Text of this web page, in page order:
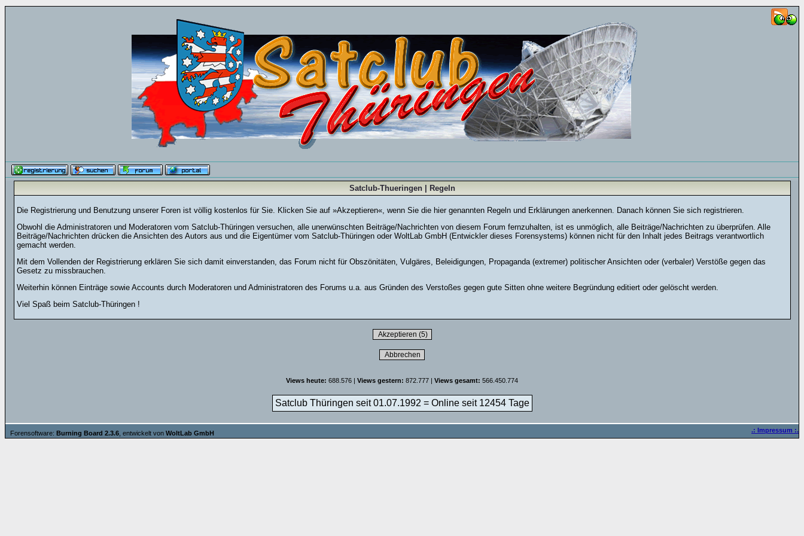
Satclub-Thueringen | Regeln
Die Registrierung und Benutzung unserer Foren ist völlig kostenlos für Sie. Klicken Sie auf »Akzeptieren«, wenn Sie die hier genannten Regeln und Erklärungen anerkennen. Danach können Sie sich registrieren.
Obwohl die Administratoren und Moderatoren vom Satclub-Thüringen versuchen, alle unerwünschten Beiträge/Nachrichten von diesem Forum fernzuhalten, ist es unmöglich, alle Beiträge/Nachrichten zu überprüfen. Alle
Beiträge/Nachrichten drücken die Ansichten des Autors aus und die Eigentümer vom Satclub-Thüringen oder WoltLab GmbH (Entwickler dieses Forensystems) können nicht für den Inhalt jedes Beitrags verantwortlich
gemacht werden.
Mit dem Vollenden der Registrierung erklären Sie sich damit einverstanden, das Forum nicht für Obszönitäten, Vulgäres, Beleidigungen, Propaganda (extremer) politischer Ansichten oder (verbaler) Verstöße gegen das
Gesetz zu missbrauchen.
Weiterhin können Einträge sowie Accounts durch Moderatoren und Administratoren des Forums u.a. aus Gründen des Verstoßes gegen gute Sitten ohne weitere Begründung editiert oder gelöscht werden.
Viel Spaß beim Satclub-Thüringen !
Views heute: 688.576 | Views gestern: 872.777 | Views gesamt: 566.450.774
Satclub Thüringen seit 01.07.1992 = Online seit 12454 Tage
Forensoftware: Burning Board 2.3.6 , entwickelt von WoltLab GmbH .: Impressum :.